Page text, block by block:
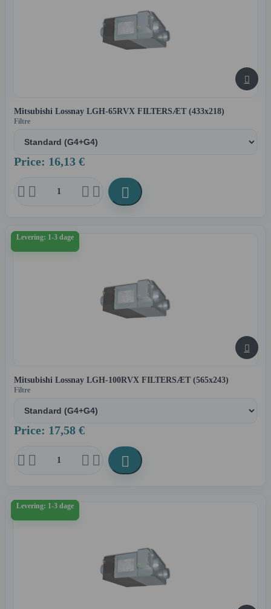

Mitsubishi Lossnay LGH-65RVX FILTERSÆT (433x218)
Filtre
Price: 16,13 €
    
Levering: 1-3 dage

Mitsubishi Lossnay LGH-100RVX FILTERSÆT (565x243)
Filtre
Price: 17,58 €
    
Levering: 1-3 dage